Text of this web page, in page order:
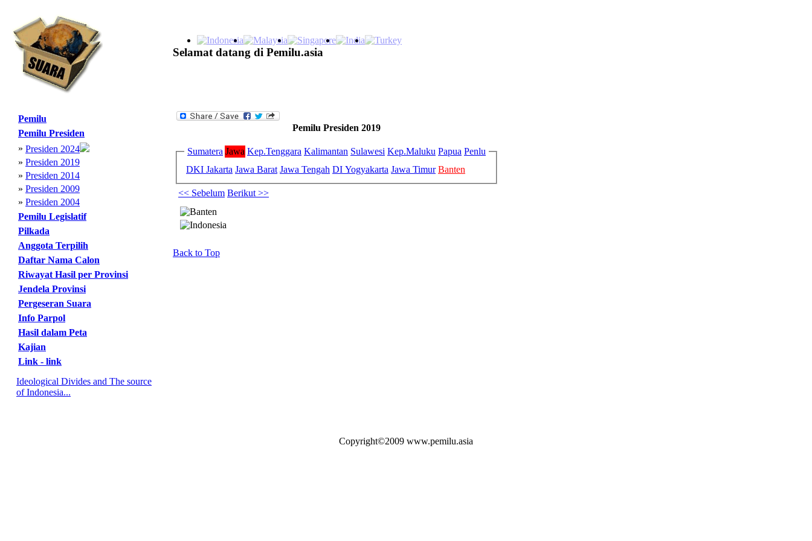
Selamat datang di Pemilu.asia
Pemilu
Pemilu Presiden
» Presiden 2024
» Presiden 2019
» Presiden 2014
» Presiden 2009
» Presiden 2004
Pemilu Legislatif
Pilkada
Anggota Terpilih
Daftar Nama Calon
Riwayat Hasil per Provinsi
Jendela Provinsi
Pergeseran Suara
Info Parpol
Hasil dalam Peta
Kajian
Link - link
Ideological Divides and The source
of Indonesia...
Pemilu Presiden 2019
Sumatera Jawa Kep.Tenggara Kalimantan Sulawesi Kep.Maluku Papua Penlu
DKI Jakarta Jawa Barat Jawa Tengah DI Yogyakarta Jawa Timur Banten
<< Sebelum Berikut >>
Back to Top
Copyright©2009 www.pemilu.asia